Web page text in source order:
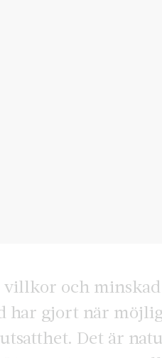
villkor och
har gjort när
Det är